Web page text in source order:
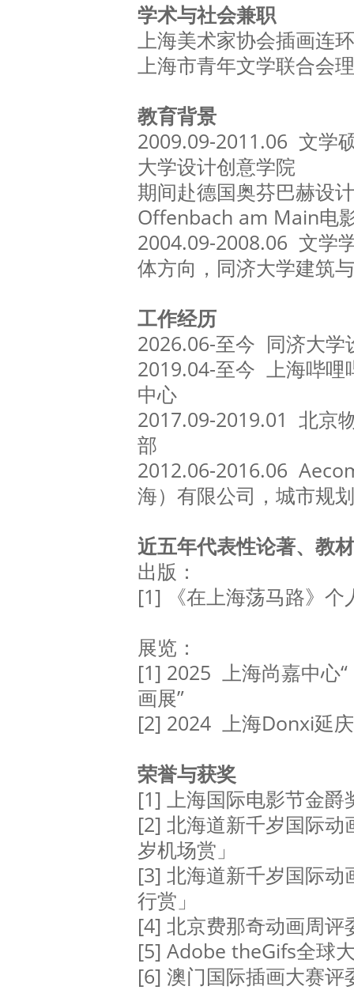
学术与社会兼职
上海美术家协会插画连
上海市青年文学联合会
教育背景
2009.09-2011.06 文学
大学设计创意学院
期间赴德国奥芬巴赫设
Offenbach am Main电
2004.09-2008.06 文学
体方向，同济大学建筑
工作经历
2026.06-至今 同济大学
2019.04-至今 上海哔哩
中心
2017.09-2019.01 北京
部
2012.06-2016.06
海）有限公司，城市规
近五年代表性论著、教
出版：
[1] 《在上海荡马路》个
展览：
[1] 2025 上海尚嘉中心
画展”
[2] 2024 上海Donxi延
荣誉与获奖
[1] 上海国际电影节金爵
[2] 北海道新千岁国际
岁机场赏」
[3] 北海道新千岁国际
行赏」
[4] 北京费那奇动画周评
[5] Adobe theGifs全球
[6] 澳门国际插画大赛评